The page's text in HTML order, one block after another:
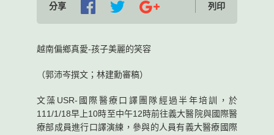
分享 列印
越南偏鄉真愛-孩子美麗的笑容
（郭沛岑撰文；林建勳審稿）
文藻USR-國際醫療口譯團隊經過半年培訓，於
111/1/18早上10時至中午12時前往義大醫院與國際醫
療部成員進行口譯演練，參與的人員有義大醫療國際